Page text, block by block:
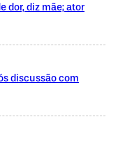
dor, diz mãe; ator
discussão com